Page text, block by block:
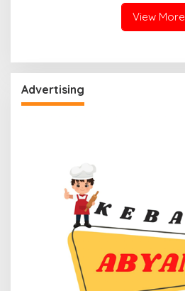
View More
Advertising